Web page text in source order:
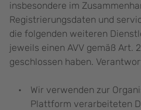
insbesondere im
Registrierungsdaten und
die folgenden weiteren
jeweils einen AVV gemäß Art.
geschlossen haben.
Wir verwenden zur
Plattform verarbeiteten